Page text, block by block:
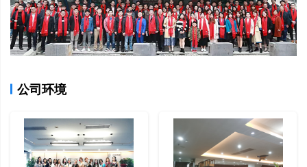
公司环境